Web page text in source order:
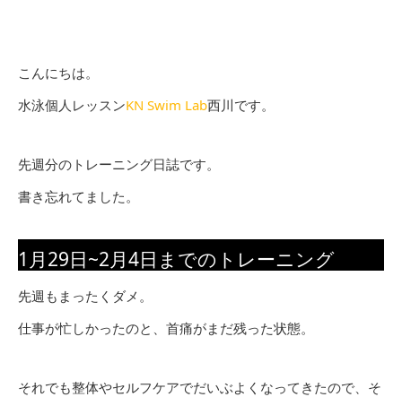
こんにちは。
水泳個人レッスンKN Swim Lab西川です。
先週分のトレーニング日誌です。
書き忘れてました。
1月29日~2月4日までのトレーニング
先週もまったくダメ。
仕事が忙しかったのと、首痛がまだ残った状態。
それでも整体やセルフケアでだいぶよくなってきたので、そ